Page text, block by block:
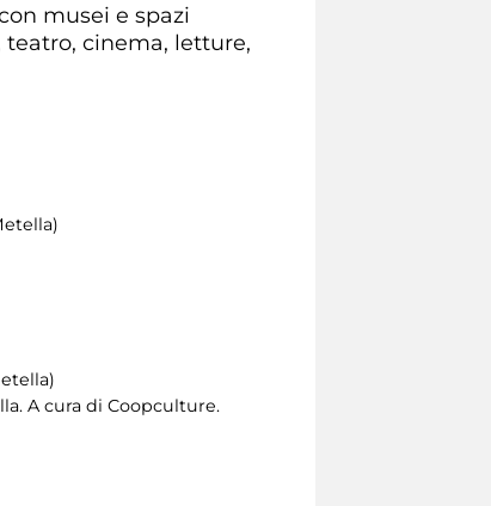
musei e spazi
cinema, letture,
A cura di Coopculture.